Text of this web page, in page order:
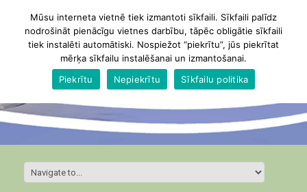
Mūsu interneta vietnē tiek izmantoti sīkfaili. Sīkfaili palīdz
nodrošināt pienācīgu vietnes darbību, tāpēc obligātie sīkfaili
tiek instalēti automātiski. Nospiežot “piekrītu”, jūs piekrītat
mērķa sīkfailu instalēšanai un izmantošanai.
Piekrītu
Nepiekrītu Sīkfailu politika